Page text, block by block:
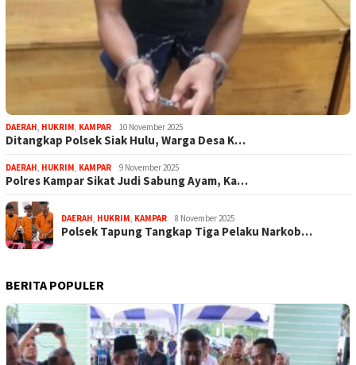
DAERAH, HUKRIM, KAMPAR 10 November 2025
Ditangkap Polsek Siak Hulu, Warga Desa K…
DAERAH, HUKRIM, KAMPAR 9 November 2025
Polres Kampar Sikat Judi Sabung Ayam, Ka…
DAERAH, HUKRIM, KAMPAR 8 November 2025
Polsek Tapung Tangkap Tiga Pelaku Narkob…
BERITA POPULER